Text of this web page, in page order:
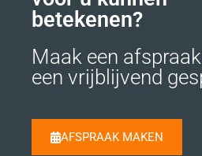
betekenen?
Maak een
een vrijblijvend
AFSPRAAK MAKEN